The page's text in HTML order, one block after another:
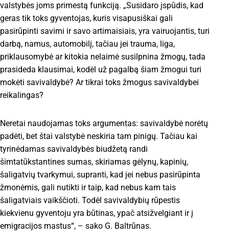
valstybės joms primestą funkciją. „Susidaro įspūdis, kad
geras tik toks gyventojas, kuris visapusiškai gali
pasirūpinti savimi ir savo artimaisiais, yra vairuojantis, turi
darbą, namus, automobilį, tačiau jei trauma, liga,
priklausomybė ar kitokia nelaimė susilpnina žmogų, tada
prasideda klausimai, kodėl už pagalbą šiam žmogui turi
mokėti savivaldybė? Ar tikrai toks žmogus savivaldybei
reikalingas?
Neretai naudojamas toks argumentas: savivaldybė norėtų
padėti, bet štai valstybė neskiria tam pinigų. Tačiau kai
tyrinėdamas savivaldybės biudžetą randi
šimtatūkstantines sumas, skiriamas gėlynų, kapinių,
šaligatvių tvarkymui, supranti, kad jei nebus pasirūpinta
žmonėmis, gali nutikti ir taip, kad nebus kam tais
šaligatviais vaikščioti. Todėl savivaldybių rūpestis
kiekvienu gyventoju yra būtinas, ypač atsižvelgiant ir į
emigracijos mastus“, – sako G. Baltrūnas.